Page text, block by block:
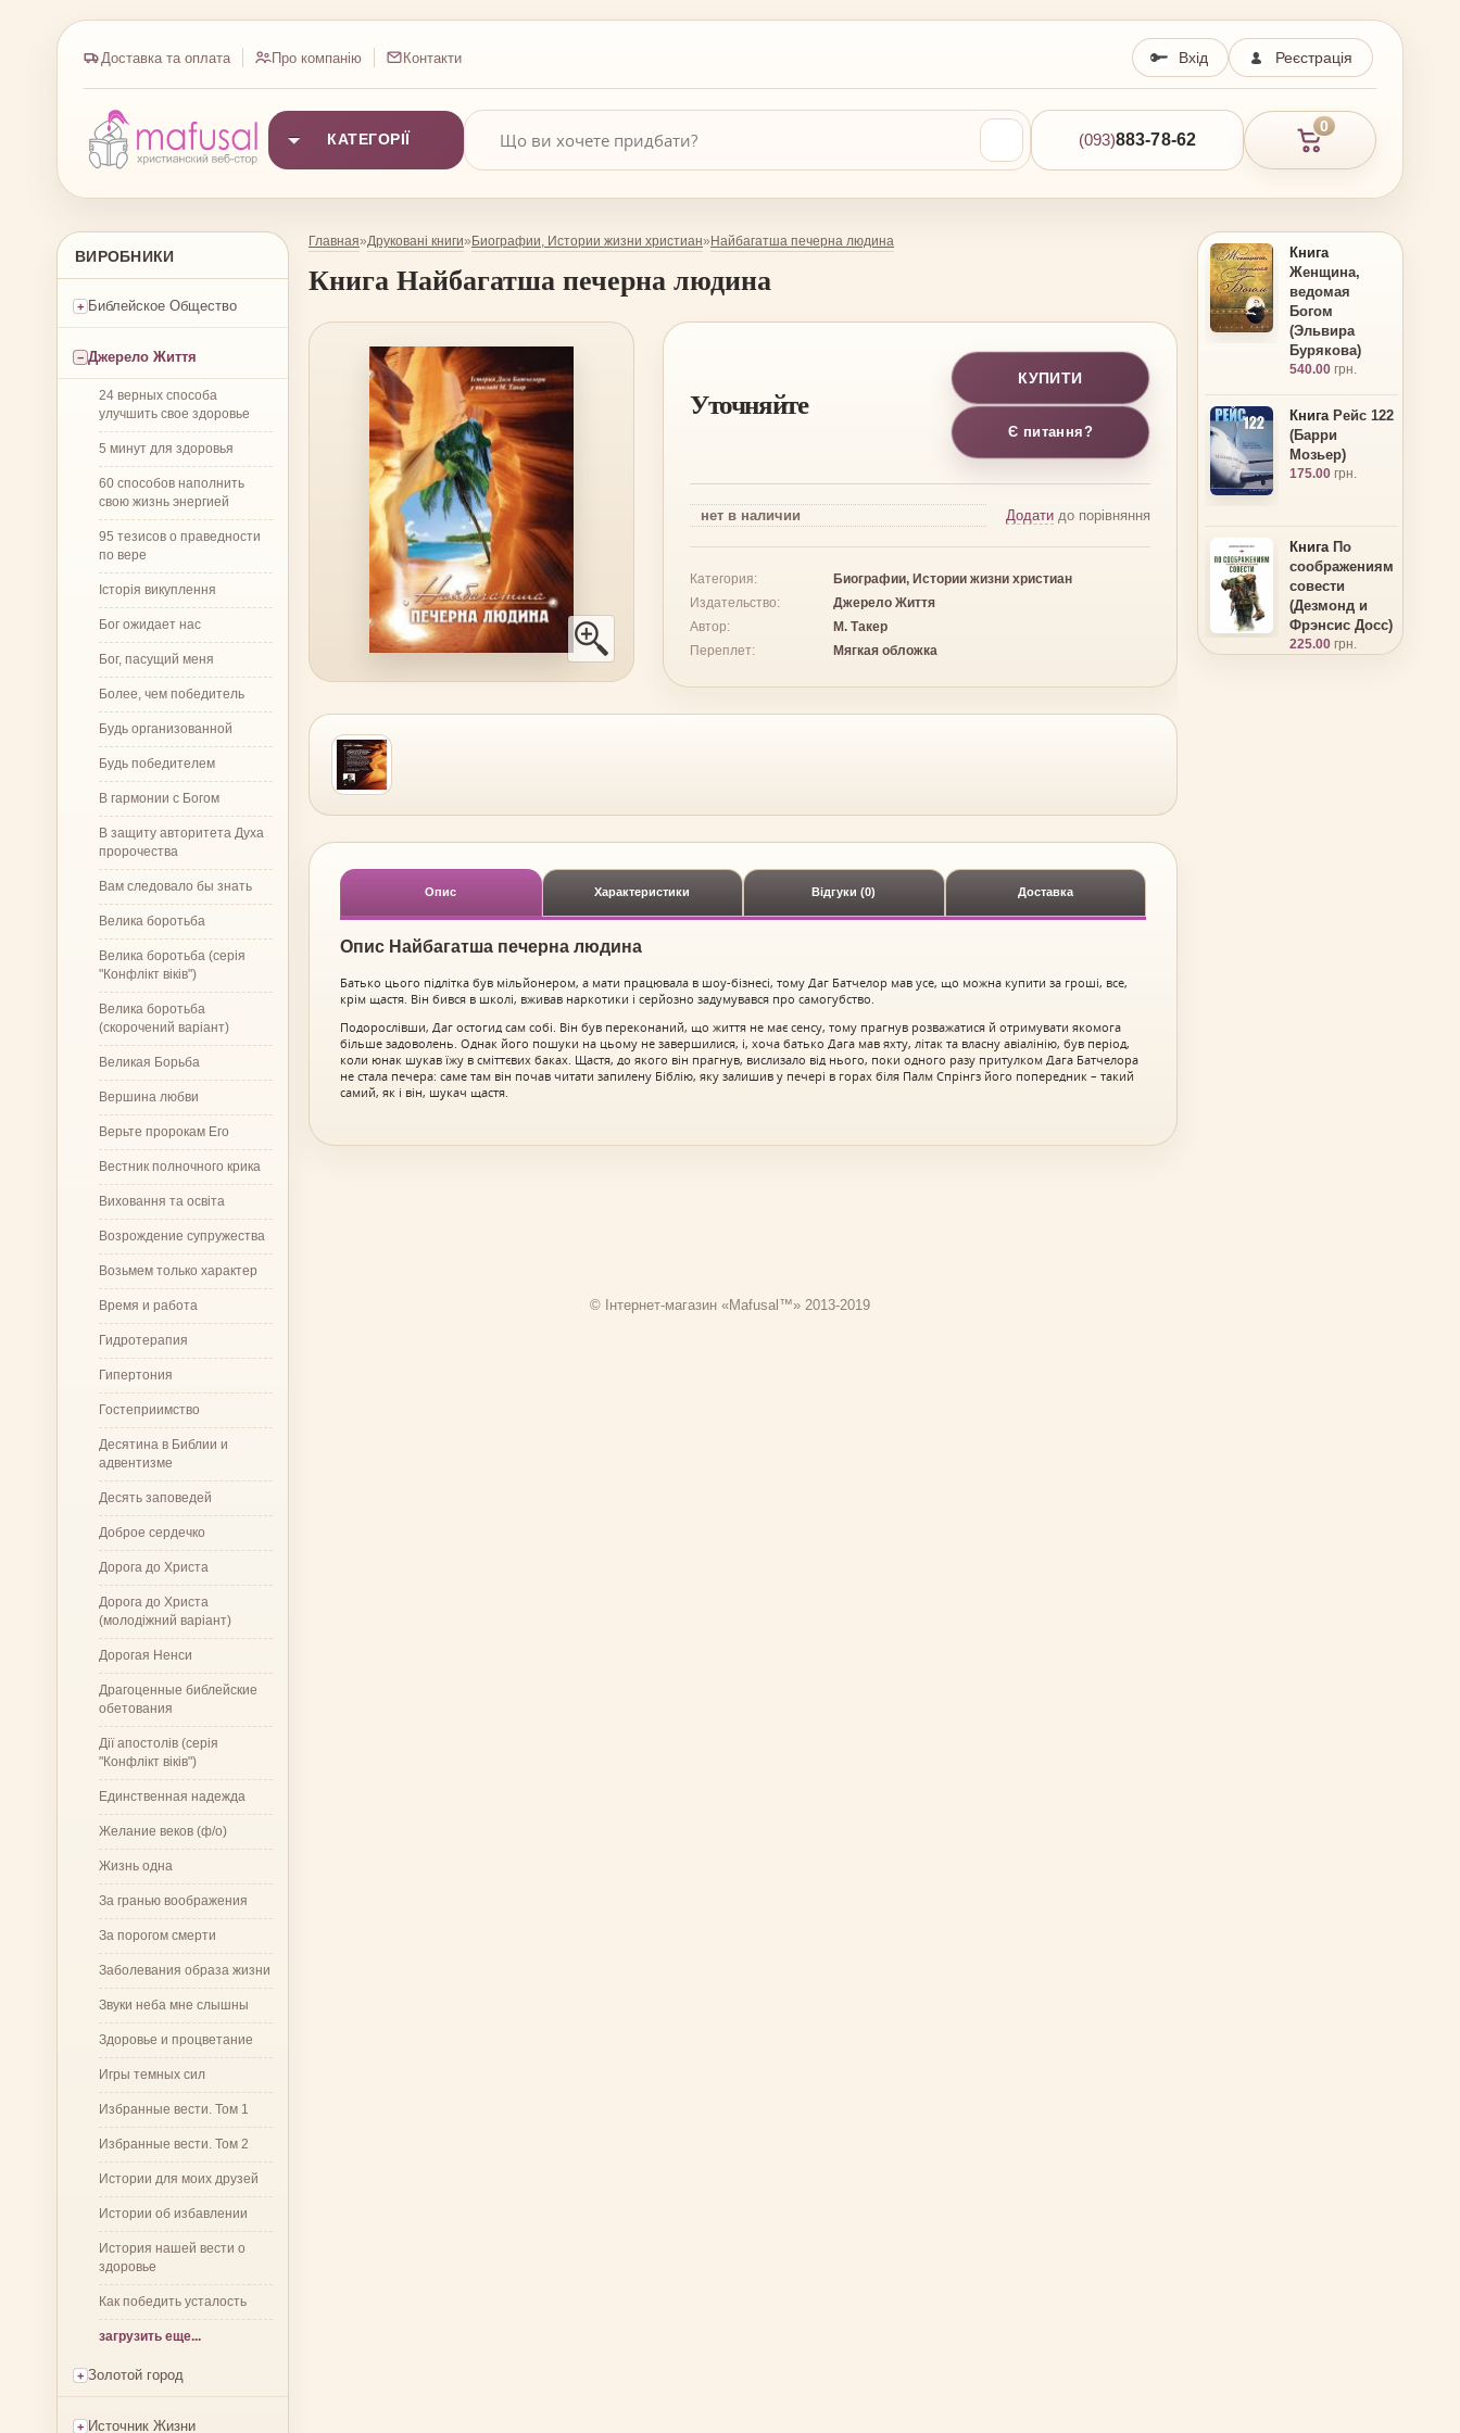
Доставка та оплата Про компанію Контакти Вхід Реєстрація
КАТЕГОРІЇ (093)883-78-62
0
ВИРОБНИКИ
Библейское Общество
Джерело Життя
24 верных способа
улучшить свое здоровье
5 минут для здоровья
60 способов наполнить
свою жизнь энергией
95 тезисов о праведности
по вере
Історія викуплення
Бог ожидает нас
Бог, пасущий меня
Более, чем победитель
Будь организованной
Будь победителем
В гармонии с Богом
В защиту авторитета Духа
пророчества
Вам следовало бы знать
Велика боротьба
Велика боротьба (серія
"Конфлікт віків")
Велика боротьба
(скорочений варіант)
Великая Борьба
Вершина любви
Верьте пророкам Его
Вестник полночного крика
Виховання та освіта
Возрождение супружества
Возьмем только характер
Время и работа
Гидротерапия
Гипертония
Гостеприимство
Десятина в Библии и
адвентизме
Десять заповедей
Доброе сердечко
Дорога до Христа
Дорога до Христа
(молодіжний варіант)
Дорогая Ненси
Драгоценные библейские
обетования
Дії апостолів (серія
"Конфлікт віків")
Единственная надежда
Желание веков (ф/о)
Жизнь одна
За гранью воображения
За порогом смерти
Заболевания образа жизни
Звуки неба мне слышны
Здоровье и процветание
Игры темных сил
Избранные вести. Том 1
Избранные вести. Том 2
Истории для моих друзей
Истории об избавлении
История нашей вести о
здоровье
Как победить усталость
загрузить еще...
Золотой город
Источник Жизни
Главная»Друковані книги»Биографии, Истории жизни христиан»Найбагатша печерна людина
КнигаНайбагатша печерна людина
Уточняйте
КУПИТИ
Є питання?
нет в наличии Додати до порівняння
Категория:
Биографии, Истории жизни христиан
Издательство:
Джерело Життя
Автор:
М. Такер
Переплет:
Мягкая обложка
Опис Характеристики Відгуки (0) Доставка
Опис Найбагатша печерна людина
Батько цього підлітка був мільйонером, а мати працювала в шоу-бізнесі, тому Даг Батчелор мав усе, що можна купити за гроші, все,
крім щастя. Він бився в школі, вживав наркотики і серйозно задумувався про самогубство.
Подорослівши, Даг остогид сам собі. Він був переконаний, що життя не має сенсу, тому прагнув розважатися й отримувати якомога
більше задоволень. Однак його пошуки на цьому не завершилися, і, хоча батько Дага мав яхту, літак та власну авіалінію, був період,
коли юнак шукав їжу в сміттєвих баках. Щастя, до якого він прагнув, вислизало від нього, поки одного разу притулком Дага Батчелора
не стала печера: саме там він почав читати запилену Біблію, яку залишив у печері в горах біля Палм Спрінгз його попередник – такий
самий, як і він, шукач щастя.
Книга
Женщина,
ведомая
Богом
(Эльвира
Бурякова)
540.00 грн.
Книга Рейс 122
(Барри
Мозьер)
175.00 грн.
Книга По
соображениям
совести
(Дезмонд и
Фрэнсис Досс)
225.00 грн.
© Інтернет-магазин «Mafusal™» 2013-2019